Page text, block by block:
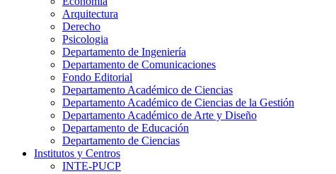
Arquitectura
Derecho
Psicologia
Departamento de Ingeniería
Departamento de Comunicaciones
Fondo Editorial
Departamento Académico de Ciencias
Departamento Académico de Ciencias de la Gestión
Departamento Académico de Arte y Diseño
Departamento de Educación
Departamento de Ciencias
Institutos y Centros
INTE-PUCP